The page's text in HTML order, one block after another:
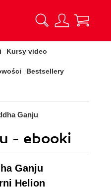
Kursy video
Bestsellery
Ganju
- ebooki
Ganju
Helion